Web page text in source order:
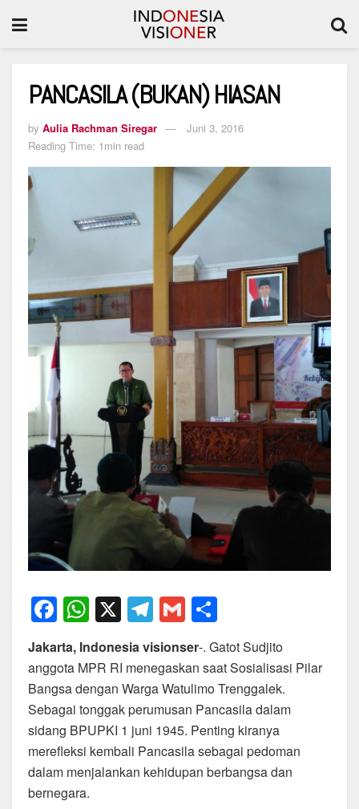
PANCASILA (BUKAN) HIASAN
by Aulia Rachman Siregar
Juni 3, 2016
Reading Time: 1min read
F
a
c
e
b
o
o
k
W
h
at
s
A
p
p
X T
el
e
gr
a
m
G
m
ail
h
ar
e
Jakarta, Indonesia visionser-. Gatot Sudjito
anggota MPR RI menegaskan saat Sosialisasi Pilar
Bangsa dengan Warga Watulimo Trenggalek.
Sebagai tonggak perumusan Pancasila dalam
sidang BPUPKI 1 juni 1945. Penting kiranya
merefleksi kembali Pancasila sebagai pedoman
dalam menjalankan kehidupan berbangsa dan
bernegara.